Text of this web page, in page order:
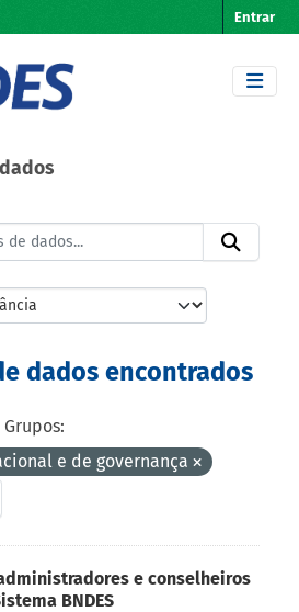
Entrar
dados encontrados
Grupos:
e de governança
e conselheiros
BNDES